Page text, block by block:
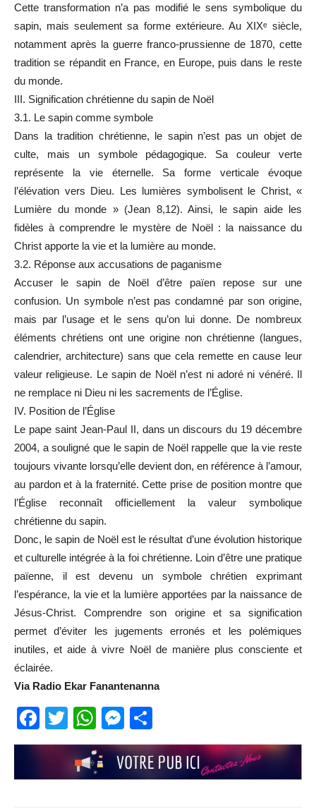
Cette transformation n’a pas modifié le sens symbolique du
sapin, mais seulement sa forme extérieure. Au XIXᵉ siècle,
notamment après la guerre franco-prussienne de 1870, cette
tradition se répandit en France, en Europe, puis dans le reste
du monde.
III. Signification chrétienne du sapin de Noël
3.1. Le sapin comme symbole
Dans la tradition chrétienne, le sapin n’est pas un objet de
culte, mais un symbole pédagogique. Sa couleur verte
représente la vie éternelle. Sa forme verticale évoque
l’élévation vers Dieu. Les lumières symbolisent le Christ, «
Lumière du monde » (Jean 8,12). Ainsi, le sapin aide les
fidèles à comprendre le mystère de Noël : la naissance du
Christ apporte la vie et la lumière au monde.
3.2. Réponse aux accusations de paganisme
Accuser le sapin de Noël d’être païen repose sur une
confusion. Un symbole n’est pas condamné par son origine,
mais par l’usage et le sens qu’on lui donne. De nombreux
éléments chrétiens ont une origine non chrétienne (langues,
calendrier, architecture) sans que cela remette en cause leur
valeur religieuse. Le sapin de Noël n’est ni adoré ni vénéré. Il
ne remplace ni Dieu ni les sacrements de l’Église.
IV. Position de l’Église
Le pape saint Jean-Paul II, dans un discours du 19 décembre
2004, a souligné que le sapin de Noël rappelle que la vie reste
toujours vivante lorsqu’elle devient don, en référence à l’amour,
au pardon et à la fraternité. Cette prise de position montre que
l’Église reconnaît officiellement la valeur symbolique
chrétienne du sapin.
Donc, le sapin de Noël est le résultat d’une évolution historique
et culturelle intégrée à la foi chrétienne. Loin d’être une pratique
païenne, il est devenu un symbole chrétien exprimant
l’espérance, la vie et la lumière apportées par la naissance de
Jésus-Christ. Comprendre son origine et sa signification
permet d’éviter les jugements erronés et les polémiques
inutiles, et aide à vivre Noël de manière plus consciente et
éclairée.
Via Radio Ekar Fanantenanna
Facebook
TwitterWhatsApp
Messenger